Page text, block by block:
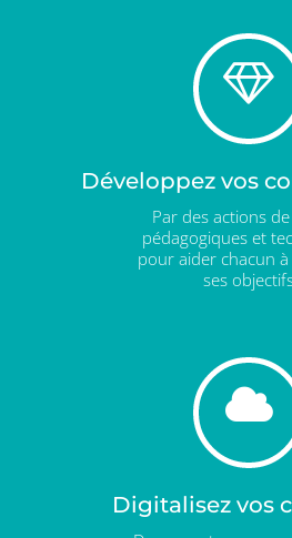
Développez vos
Par des actions
pédagogiques et
pour aider chacun
ses
Digitalisez vos